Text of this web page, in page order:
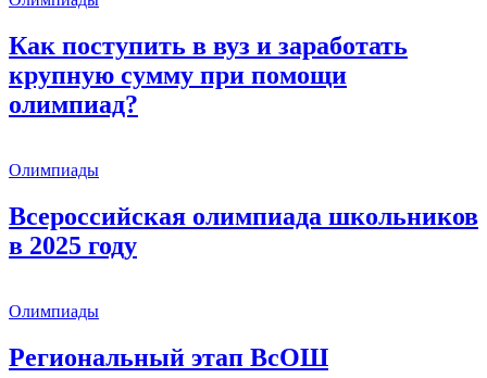
Как поступить в вуз и заработать
крупную сумму при помощи
олимпиад?
Олимпиады
Всероссийская олимпиада школьников
в 2025 году
Олимпиады
Региональный этап ВсОШ